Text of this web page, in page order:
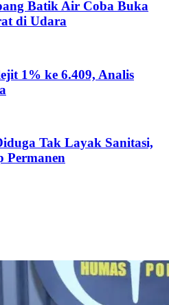
Batik Air Coba Buka
di Udara
1% ke 6.409, Analis
Tak Layak Sanitasi,
Permanen